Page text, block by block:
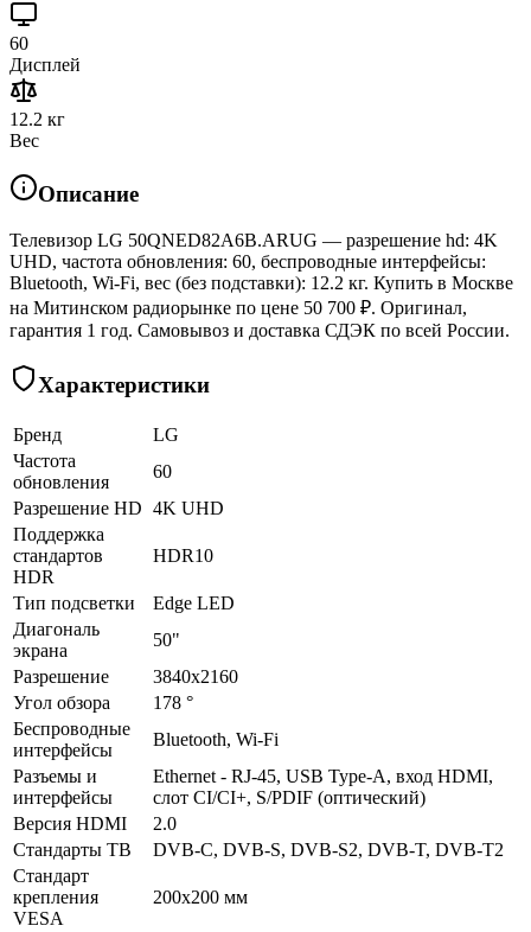
60
Дисплей
12.2 кг
Вес
Описание
Телевизор LG 50QNED82A6B.ARUG — разрешение hd: 4K
UHD, частота обновления: 60, беспроводные интерфейсы:
Bluetooth, Wi-Fi, вес (без подставки): 12.2 кг. Купить в Москве
на Митинском радиорынке по цене 50 700 ₽. Оригинал,
гарантия 1 год. Самовывоз и доставка СДЭК по всей России.
Характеристики
Бренд
LG
Частота
обновления
60
Разрешение HD 4K UHD
Поддержка
стандартов
HDR
HDR10
Тип подсветки
Edge LED
Диагональ
экрана
50"
Разрешение
3840x2160
Угол обзора
178 °
Беспроводные
интерфейсы
Bluetooth, Wi-Fi
Разъемы и
интерфейсы
Ethernet - RJ-45, USB Type-A, вход HDMI,
слот CI/CI+, S/PDIF (оптический)
Версия HDMI
2.0
Стандарты ТВ
DVB-C, DVB-S, DVB-S2, DVB-T, DVB-T2
Стандарт
крепления
VESA
200x200 мм